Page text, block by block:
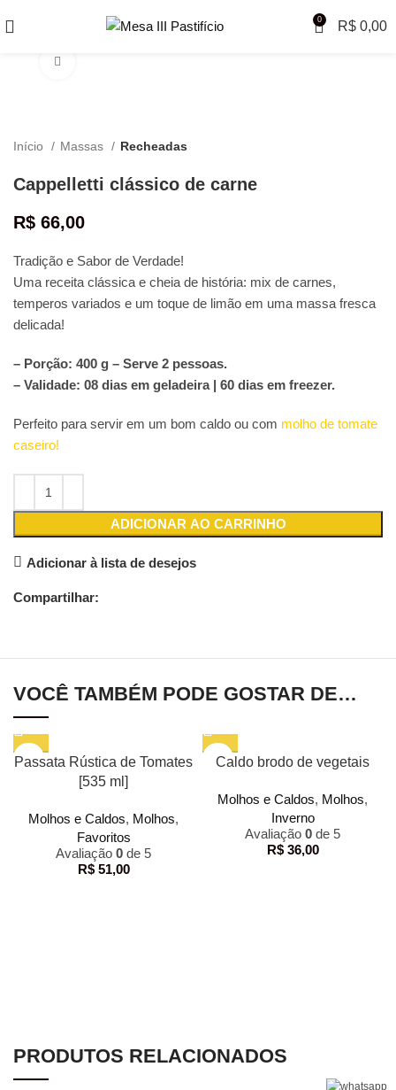
0 R$ 0,00
Início Massas Recheadas
Cappelletti clássico de carne
R$ 66,00
Tradição e Sabor de Verdade!
Uma receita clássica e cheia de história: mix de carnes,
temperos variados e um toque de limão em uma massa fresca
delicada!
– Porção: 400 g – Serve 2 pessoas.
– Validade: 08 dias em geladeira | 60 dias em freezer.
Perfeito para servir em um bom caldo ou com molho de tomate
caseiro!
ADICIONAR AO CARRINHO
Adicionar à lista de desejos
Compartilhar:
VOCÊ TAMBÉM PODE GOSTAR DE…
Passata Rústica de Tomates
[535 ml]
Molhos e Caldos, Molhos,
Favoritos
Avaliação 0 de 5
R$51,00
Caldo brodo de vegetais
Molhos e Caldos, Molhos,
Inverno
Avaliação 0 de 5
R$36,00
PRODUTOS RELACIONADOS